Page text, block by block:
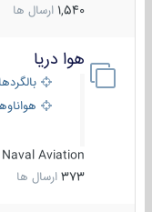
1,540 ارسال ها
هوا دریا
بالگردها
هواناوها
Naval Aviation
373 ارسال ها